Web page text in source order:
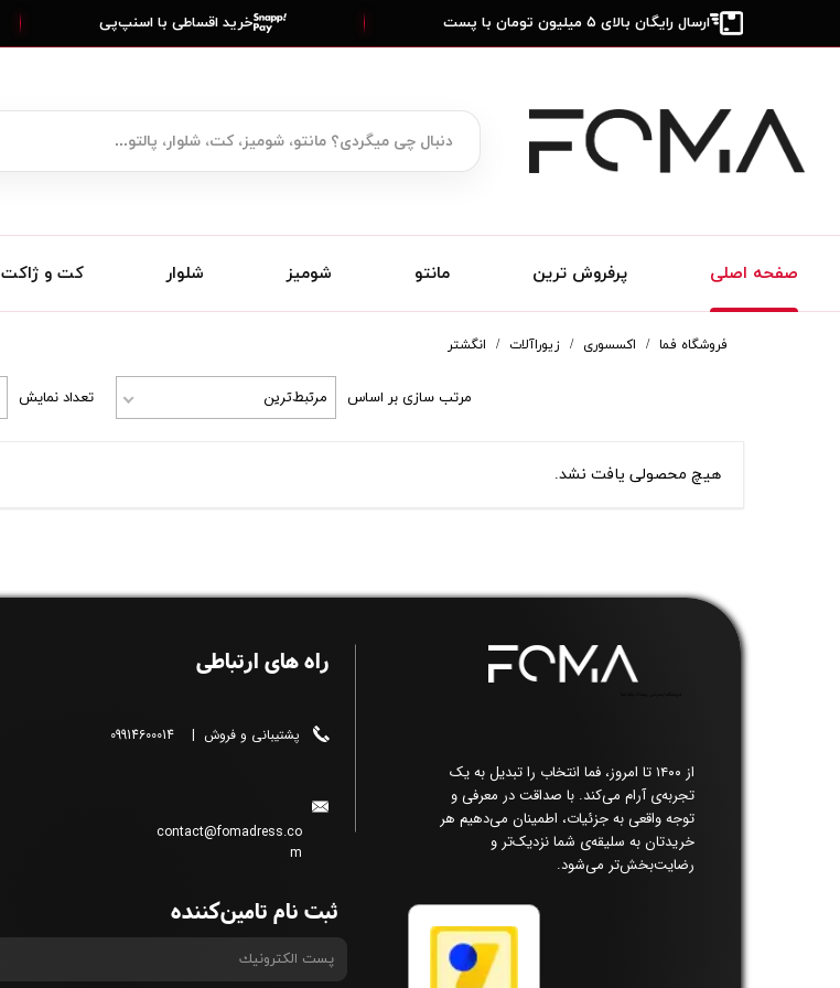
ارسال رایگان بالای ۵ میلیون تومان با پست خرید اقساطی با اسنپ‌پی
صفحه اصلی پرفروش ترین مانتو شومیز شلوار کت و ژاکت
فروشگاه فما اکسسوری زیوراآلات انگشتر
مرتب سازی بر اساس مرتبط‌ترین تعداد نمایش
هیچ محصولی یافت نشد.
راه های ارتباطی
پشتیبانی و فروش | 09914600014
contact@fomadress.co
m
از ۱۴۰۰ تا امروز، فما انتخاب را تبدیل به یک
تجربه‌ی آرام می‌کند. با صداقت در معرفی و
توجه واقعی به جزئیات، اطمینان می‌دهیم هر
خریدتان به سلیقه‌ی شما نزدیک‌تر و
رضایت‌بخش‌تر می‌شود.
ثبت نام تامین‌کننده